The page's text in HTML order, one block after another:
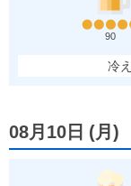
90
冷
08月10日 (月 )